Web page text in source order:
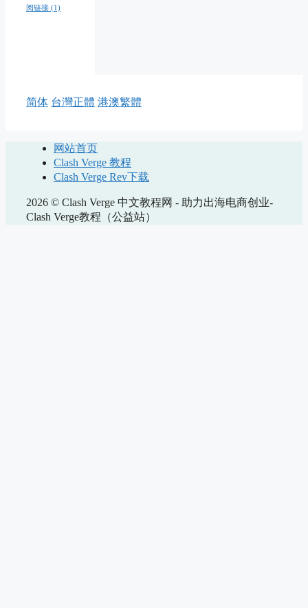
阅链接 (1)
简体 台灣正體 港澳繁體
网站首页
Clash Verge 教程
Clash Verge Rev下载
2026 © Clash Verge 中文教程网 - 助力出海电商创业-
Clash Verge教程（公益站）